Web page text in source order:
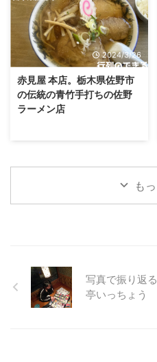
2024/3/26
赤見屋 本店。栃木県佐野市
の伝統の青竹手打ちの佐野
ラーメン店
も
写真で振り返
亭いっちょう